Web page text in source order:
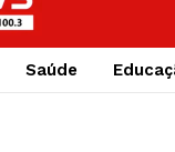
Saúde